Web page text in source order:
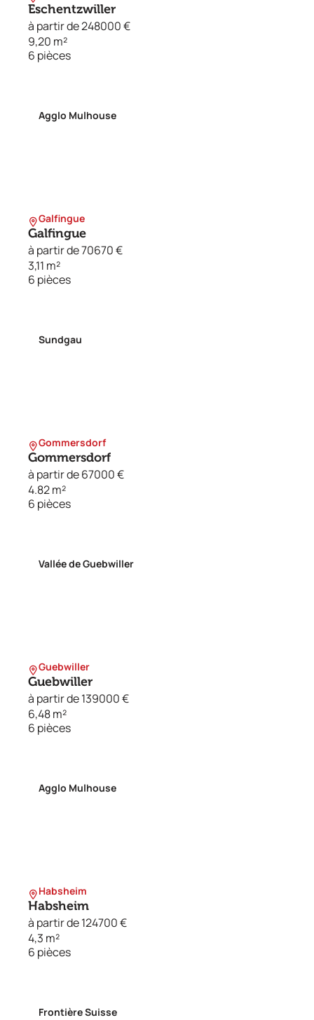
Eschentzwiller
à partir de 248000 €
9,20 m²
6 pièces
Agglo Mulhouse
Galfingue
Galfingue
à partir de 70670 €
3,11 m²
6 pièces
Sundgau
Gommersdorf
Gommersdorf
à partir de 67000 €
4.82 m²
6 pièces
Vallée de Guebwiller
Guebwiller
Guebwiller
à partir de 139000 €
6,48 m²
6 pièces
Agglo Mulhouse
Habsheim
Habsheim
à partir de 124700 €
4,3 m²
6 pièces
Frontière Suisse